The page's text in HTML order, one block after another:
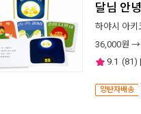
달님 안
하야시 아키
36,000원 →
9.1 (81)
양탄자배송